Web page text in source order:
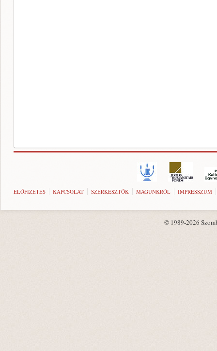
ELŐFIZETÉS KAPCSOLAT SZERKESZTŐK MAGUNKRÓL IMPRESSZUM
© 1989-2026